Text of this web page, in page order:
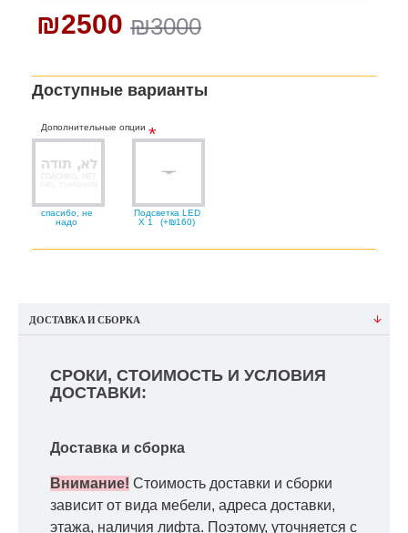
₪3000
₪2500
Доступные варианты
Дополнительные опции
спасибо, не
надо
Подсветка LED
X 1
(+₪160)
ДОСТАВКА И СБОРКА
СРОКИ, СТОИМОСТЬ И УСЛОВИЯ
ДОСТАВКИ:
Доставка и сборка
Внимание! Стоимость доставки и сборки
зависит от вида мебели, адреса доставки,
этажа, наличия лифта. Поэтому, уточняется с